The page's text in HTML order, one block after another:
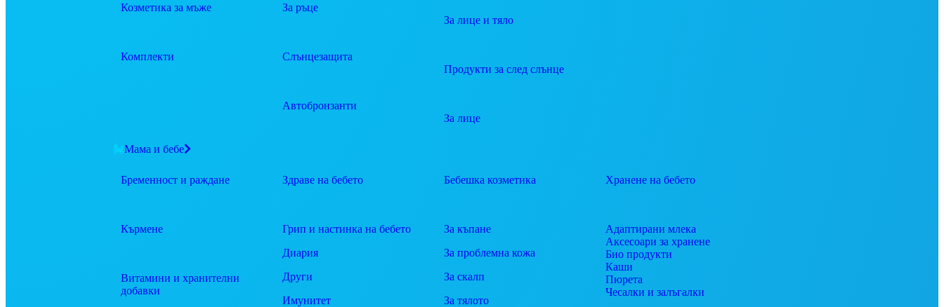
Козметика за мъже
Комплекти
За ръце
Слънцезащита
Автобронзанти
За лице и тяло
Продукти за след слънце
За лице
Мама и бебе
Бременност и раждане
Кърмене
Витамини и хранителни
добавки
Здраве на бебето
Грип и настинка на бебето
Диария
Други
Имунитет
Бебешка козметика
За къпане
За проблемна кожа
За скалп
За тялото
Хранене на бебето
Адаптирани млека
Аксесоари за хранене
Био продукти
Каши
Пюрета
Чесалки и залъгалки